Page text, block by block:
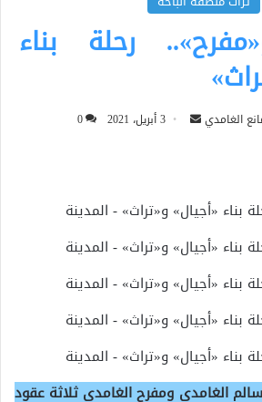
رحلة بناء
الغامدي
أرسل 3 أبريل، 2021
0
الغامدي ومفرح الغامدي ثلاثة عقود